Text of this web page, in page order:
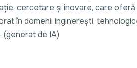
cercetare și inovare, care
în domenii inginerești,
(generat de IA)